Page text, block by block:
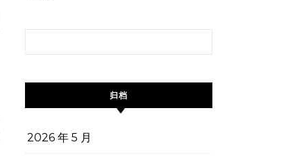
归档
2026 年 5 月